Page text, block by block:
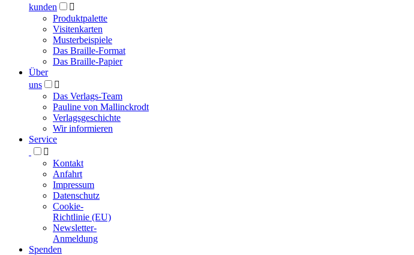
kunden

Produktpalette
Visitenkarten
Musterbeispiele
Das Braille-Format
Das Braille-Papier
Über
uns

Das Verlags-Team
Pauline von Mallinckrodt
Verlagsgeschichte
Wir informieren
Service

Kontakt
Anfahrt
Impressum
Datenschutz
Cookie-
Richtlinie (EU)
Newsletter-
Anmeldung
Spenden